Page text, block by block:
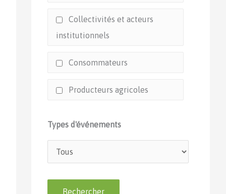
Collectivités et acteurs
institutionnels
Consommateurs
Producteurs agricoles
Types d'événements